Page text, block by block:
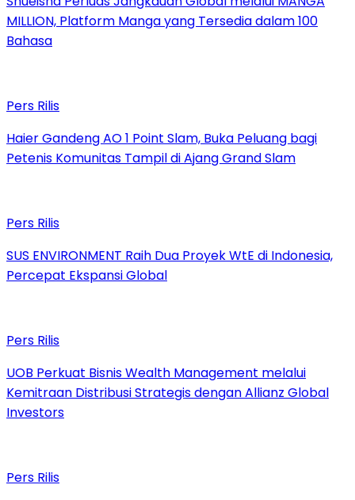
MILLION, Platform Manga yang Tersedia dalam 100
Bahasa
Pers Rilis
Haier Gandeng AO 1 Point Slam, Buka Peluang bagi
Petenis Komunitas Tampil di Ajang Grand Slam
Pers Rilis
SUS ENVIRONMENT Raih Dua Proyek WtE di Indonesia,
Percepat Ekspansi Global
Pers Rilis
UOB Perkuat Bisnis Wealth Management melalui
Kemitraan Distribusi Strategis dengan Allianz Global
Investors
Pers Rilis